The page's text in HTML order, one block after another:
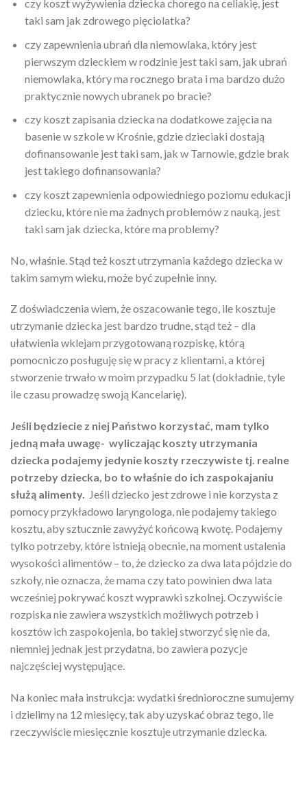
czy koszt wyżywienia dziecka chorego na celiakię, jest
taki sam jak zdrowego pięciolatka?
czy zapewnienia ubrań dla niemowlaka, który jest
pierwszym dzieckiem w rodzinie jest taki sam, jak ubrań
niemowlaka, który ma rocznego brata i ma bardzo dużo
praktycznie nowych ubranek po bracie?
czy koszt zapisania dziecka na dodatkowe zajęcia na
basenie w szkole w Krośnie, gdzie dzieciaki dostają
dofinansowanie jest taki sam, jak w Tarnowie, gdzie brak
jest takiego dofinansowania?
czy koszt zapewnienia odpowiedniego poziomu edukacji
dziecku, które nie ma żadnych problemów z nauką, jest
taki sam jak dziecka, które ma problemy?
No, właśnie. Stąd też koszt utrzymania każdego dziecka w
takim samym wieku, może być zupełnie inny.
Z doświadczenia wiem, że oszacowanie tego, ile kosztuje
utrzymanie dziecka jest bardzo trudne, stąd też – dla
ułatwienia wklejam przygotowaną rozpiskę, którą
pomocniczo posługuję się w pracy z klientami, a której
stworzenie trwało w moim przypadku 5 lat (dokładnie, tyle
ile czasu prowadzę swoją Kancelarię).
Jeśli będziecie z niej Państwo korzystać, mam tylko
jedną mała uwagę- wyliczając koszty utrzymania
dziecka podajemy jedynie koszty rzeczywiste tj. realne
potrzeby dziecka, bo to właśnie do ich zaspokajaniu
służą alimenty. Jeśli dziecko jest zdrowe i nie korzysta z
pomocy przykładowo laryngologa, nie podajemy takiego
kosztu, aby sztucznie zawyżyć końcową kwotę. Podajemy
tylko potrzeby, które istnieją obecnie, na moment ustalenia
wysokości alimentów – to, że dziecko za dwa lata pójdzie do
szkoły, nie oznacza, że mama czy tato powinien dwa lata
wcześniej pokrywać koszt wyprawki szkolnej. Oczywiście
rozpiska nie zawiera wszystkich możliwych potrzeb i
kosztów ich zaspokojenia, bo takiej stworzyć się nie da,
niemniej jednak jest przydatna, bo zawiera pozycje
najczęściej występujące.
Na koniec mała instrukcja: wydatki średnioroczne sumujemy
i dzielimy na 12 miesięcy, tak aby uzyskać obraz tego, ile
rzeczywiście miesięcznie kosztuje utrzymanie dziecka.